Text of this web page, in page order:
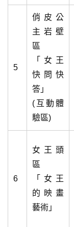
5
俏皮公
主岩壁
區
「女王
快問快
答」
(互動體
驗區)
6
女王頭
區
「女王
的映畫
藝術」